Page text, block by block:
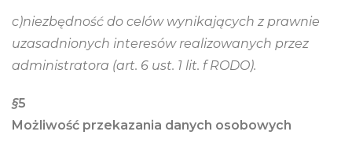
c)niezbędność do celów wynikających z prawnie
uzasadnionych interesów realizowanych przez
administratora (art. 6 ust. 1 lit. f RODO).
§5
Możliwość przekazania danych osobowych